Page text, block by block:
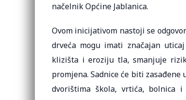
načelnik Općine Jablanica.
Ovom inicijativom nastoji se
drveća mogu imati značajan
klizišta i eroziju tla, smanjuje
promjena. Sadnice će biti
dvorištima škola, vrtića, bolnica